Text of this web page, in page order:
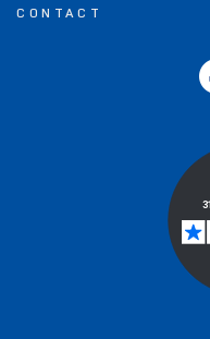
CONTACT